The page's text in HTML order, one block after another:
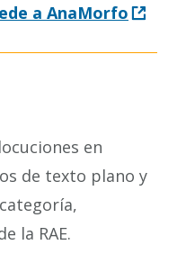
a AnaMorfo
en
de texto plano y
la RAE.